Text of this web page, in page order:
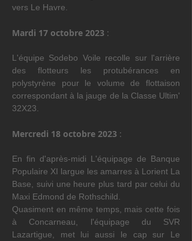
vers Le Havre.
Mardi 17 octobre 2023 :
L'équipe Sodebo Voile recolle sur l'arrière
des flotteurs les protubérances en
polystyrène pour le volume de flottaison
correspondant à la jauge de la Classe Ultim'
32X23.
Mercredi 18 octobre 2023 :
En fin d'après-midi L'équipage de Banque
Populaire XI largue les amarres à Lorient La
Base, suivi une heure plus tard par celui du
Maxi Edmond de Rothschild.
Quasiment en même temps, mais cette fois
à Concarneau, l'équipage du SVR
Lazartigue, met lui aussi le cap sur Le